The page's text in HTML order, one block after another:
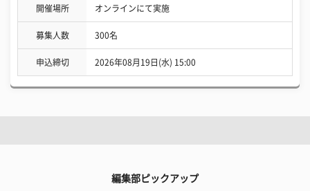
開催場所 オンラインにて実施
募集人数 300名
申込締切 2026年08月19日(水) 15:00
編集部ピックアップ